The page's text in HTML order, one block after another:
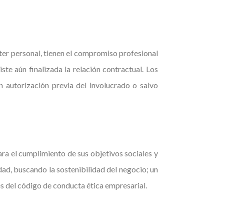
personal, tienen el compromiso profesional
aún finalizada la relación contractual. Los
autorización previa del involucrado o salvo
el cumplimiento de sus objetivos sociales y
buscando la sostenibilidad del negocio; un
del código de conducta ética empresarial.